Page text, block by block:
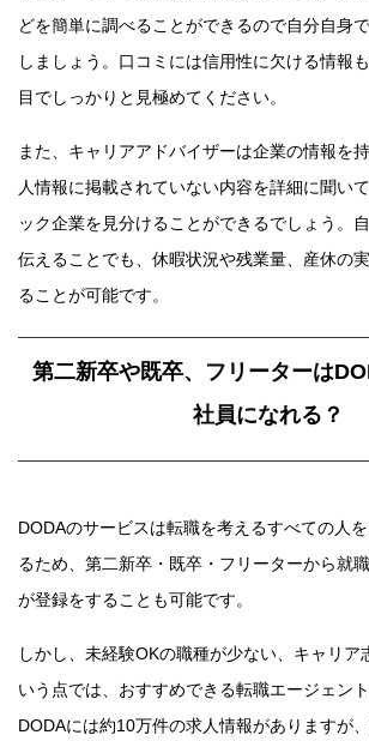
どを簡単に調べることができるので自分自身
しましょう。口コミには信用性に欠ける情報
目でしっかりと見極めてください。
また、キャリアアドバイザーは企業の情報を
人情報に掲載されていない内容を詳細に聞い
ック企業を見分けることができるでしょう。
伝えることでも、休暇状況や残業量、産休の
ることが可能です。
第二新卒や既卒、フリーターは
社員になれる？
DODAのサービスは転職を考えるすべての人
るため、第二新卒・既卒・フリーターから就
が登録をすることも可能です。
しかし、未経験OKの職種が少ない、キャリア
いう点では、おすすめできる転職エージェン
DODAには約10万件の求人情報がありますが